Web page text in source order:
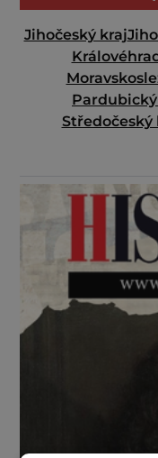
Jihočeský kraj
Středočeský